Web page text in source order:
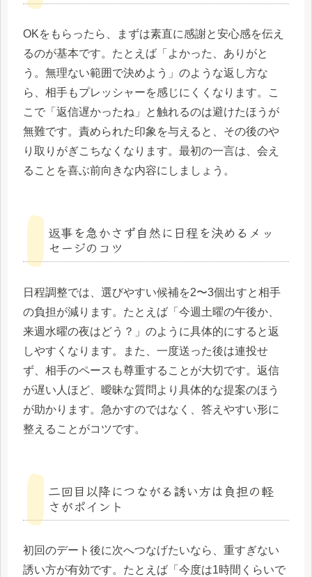
OKをもらったら、まずは素直に感謝と安心感を伝え
るのが基本です。たとえば「よかった、ありがと
う。無理ない範囲で決めよう」のような返し方な
ら、相手もプレッシャーを感じにくくなります。こ
こで「返信遅かったね」と触れるのは避けたほうが
無難です。責められた印象を与えると、その後のや
り取りがぎこちなくなります。最初の一言は、会え
ることを喜ぶ前向きな内容にしましょう。
返事を急かさず自然に日程を決めるメッ
セージのコツ
日程調整では、選びやすい候補を2〜3個出すと相手
の負担が減ります。たとえば「今週土曜の午後か、
来週水曜の夜はどう？」のように具体的にすると返
しやすくなります。また、一度送った後は連投せ
ず、相手のペースも尊重することが大切です。返信
が遅い人ほど、曖昧な質問より具体的な提案のほう
が助かります。急かすのではなく、答えやすい形に
整えることがコツです。
二回目以降につながる誘い方は負担の軽
さがポイント
初回のデート後に次へつなげたいなら、重すぎない
誘い方が有効です。たとえば「今度は1時間くらいで